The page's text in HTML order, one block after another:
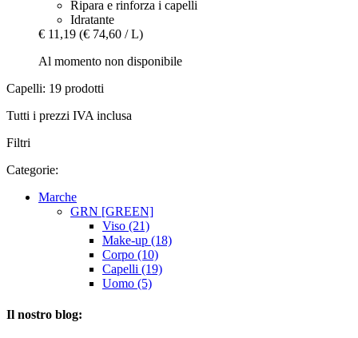
Ripara e rinforza i capelli
Idratante
€ 11,19 (€ 74,60 / L)
Al momento non disponibile
Capelli: 19 prodotti
Tutti i prezzi IVA inclusa
Filtri
Categorie:
Marche
GRN [GREEN]
Viso (21)
Make-up (18)
Corpo (10)
Capelli (19)
Uomo (5)
Il nostro blog: